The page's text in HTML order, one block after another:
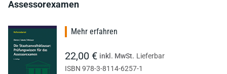
Assessorexamen
Mehr erfahren
22,00 € inkl. MwSt. Lieferbar
ISBN 978-3-8114-6257-1